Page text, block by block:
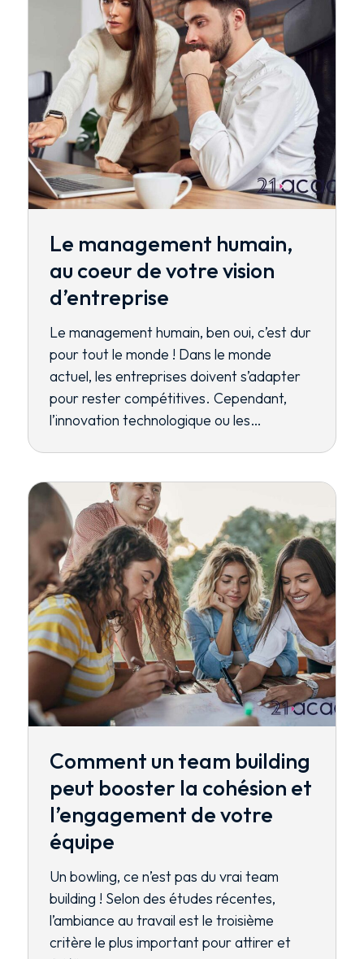
Le management humain,
au coeur de votre vision
d’entreprise
Le management humain, ben oui, c’est dur
pour tout le monde ! Dans le monde
actuel, les entreprises doivent s’adapter
pour rester compétitives. Cependant,
l’innovation technologique ou les…
Comment un team building
peut booster la cohésion et
l’engagement de votre
équipe
Un bowling, ce n’est pas du vrai team
building ! Selon des études récentes,
l’ambiance au travail est le troisième
critère le plus important pour attirer et